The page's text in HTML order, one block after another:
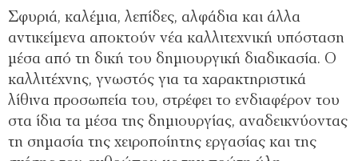
Σφυριά, καλέμια, λεπίδες, αλφάδια και άλλα
αντικείμενα αποκτούν νέα καλλιτεχνική υπόσταση
μέσα από τη δική του δημιουργική διαδικασία. Ο
καλλιτέχνης, γνωστός για τα χαρακτηριστικά
λίθινα προσωπεία του, στρέφει το ενδιαφέρον του
στα ίδια τα μέσα της δημιουργίας, αναδεικνύοντας
τη σημασία της χειροποίητης εργασίας και της